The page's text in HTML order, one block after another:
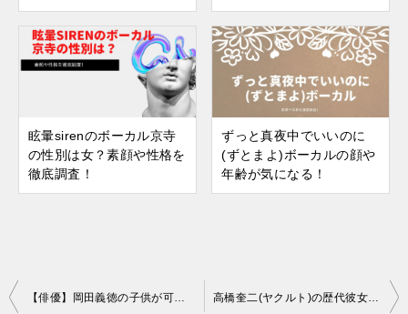
眩暈sirenのボーカル京寺
の性別は女？素顔や性格を
徹底調査！
ずっと真夜中でいいのに
(ずとまよ)ボーカルの顔や
年齢が気になる！
投
【俳優】岡田義徳の子供が可愛いと評判！名前や顔をチェック 高橋奎二(ヤクルト)の歴代彼女！板野友美との馴れ初めや妊娠可能性は？